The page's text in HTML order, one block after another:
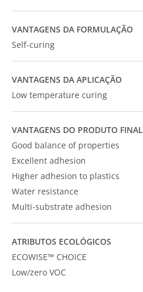
VANTAGENS DA FORMULAÇÃO
Self-curing
VANTAGENS DA APLICAÇÃO
Low temperature curing
VANTAGENS DO PRODUTO FINAL
Good balance of properties
Excellent adhesion
Higher adhesion to plastics
Water resistance
Multi-substrate adhesion
ATRIBUTOS ECOLÓGICOS
ECOWISE™ CHOICE
Low/zero VOC